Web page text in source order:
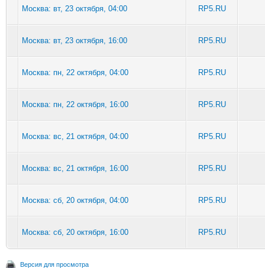
Москва: вт, 23 октября, 04:00 RP5.RU
Москва: вт, 23 октября, 16:00 RP5.RU
Москва: пн, 22 октября, 04:00 RP5.RU
Москва: пн, 22 октября, 16:00 RP5.RU
Москва: вс, 21 октября, 04:00 RP5.RU
Москва: вс, 21 октября, 16:00 RP5.RU
Москва: сб, 20 октября, 04:00 RP5.RU
Москва: сб, 20 октября, 16:00 RP5.RU
Версия для просмотра